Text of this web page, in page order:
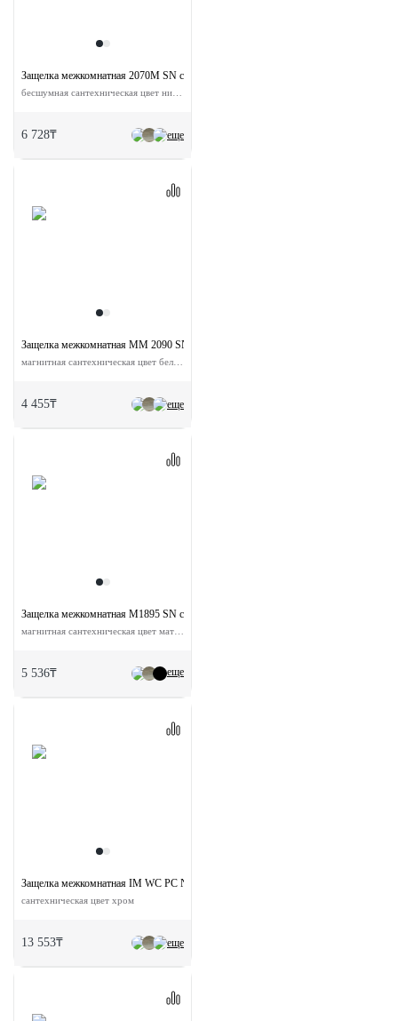
еще
Защелка межкомнатная 2070M SN с ответной планкой
6 728₸
еще
Защелка межкомнатная MM 2090 SN с ответной планкой
4 455₸
еще
Защелка межкомнатная M1895 SN с ответной планкой
5 536₸
еще
Защелка межкомнатная IM WC PC NP магнитная
сантехническая цвет хром
13 553₸